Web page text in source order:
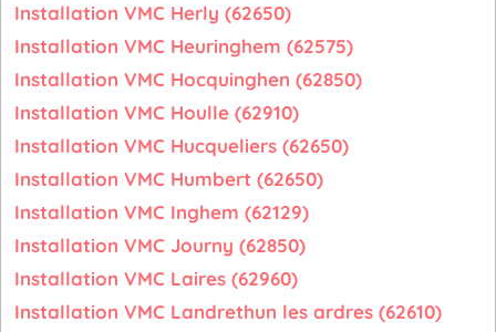
Installation VMC Herly (62650)
Installation VMC Heuringhem (62575)
Installation VMC Hocquinghen (62850)
Installation VMC Houlle (62910)
Installation VMC Hucqueliers (62650)
Installation VMC Humbert (62650)
Installation VMC Inghem (62129)
Installation VMC Journy (62850)
Installation VMC Laires (62960)
Installation VMC Landrethun les ardres (62610)